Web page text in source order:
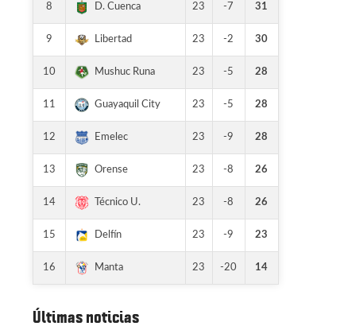
8 D. Cuenca 23 -7 31
9 Libertad 23 -2 30
10 Mushuc Runa 23 -5 28
11 Guayaquil City 23 -5 28
12 Emelec 23 -9 28
13 Orense 23 -8 26
14 Técnico U. 23 -8 26
15 Delfín 23 -9 23
16 Manta 23 -20 14
Últimas noticias